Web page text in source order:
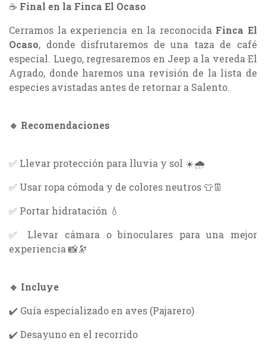
☕ Final en la Finca El Ocaso
Cerramos la experiencia en la reconocida Finca El
Ocaso, donde disfrutaremos de una taza de café
especial. Luego, regresaremos en Jeep a la vereda El
Agrado, donde haremos una revisión de la lista de
especies avistadas antes de retornar a Salento.
🔹 Recomendaciones
✅ Llevar protección para lluvia y sol ☀️🌧️
✅ Usar ropa cómoda y de colores neutros 👕👖
✅ Portar hidratación 💧
✅ Llevar cámara o binoculares para una mejor
experiencia 📸🔭
🔹 Incluye
✔️ Guía especializado en aves (Pajarero)
✔️ Desayuno en el recorrido